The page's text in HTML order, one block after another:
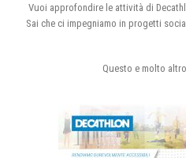
Vuoi approfondire le attività di
Sai che ci impegniamo in progetti
Questo e molto